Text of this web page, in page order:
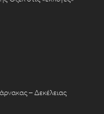
– Δεκέλειας